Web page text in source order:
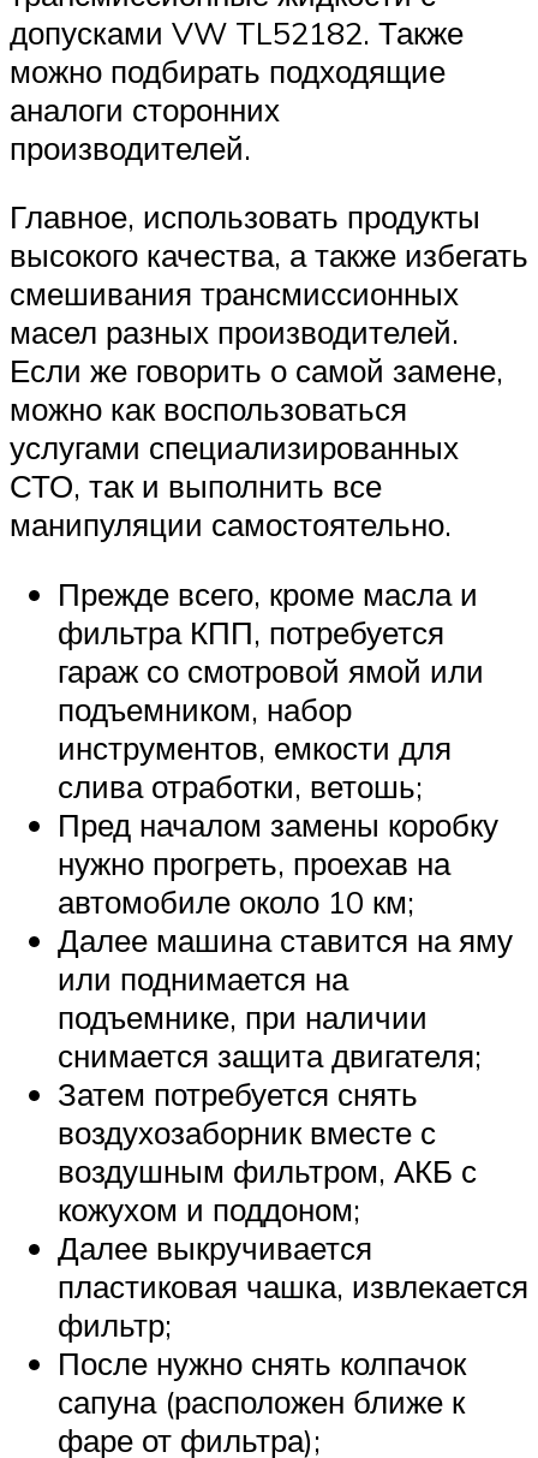
допусками VW TL52182. Также
можно подбирать подходящие
аналоги сторонних
производителей.
Главное, использовать продукты
высокого качества, а также избегать
смешивания трансмиссионных
масел разных производителей.
Если же говорить о самой замене,
можно как воспользоваться
услугами специализированных
СТО, так и выполнить все
манипуляции самостоятельно.
Прежде всего, кроме масла и
фильтра КПП, потребуется
гараж со смотровой ямой или
подъемником, набор
инструментов, емкости для
слива отработки, ветошь;
Пред началом замены коробку
нужно прогреть, проехав на
автомобиле около 10 км;
Далее машина ставится на яму
или поднимается на
подъемнике, при наличии
снимается защита двигателя;
Затем потребуется снять
воздухозаборник вместе с
воздушным фильтром, АКБ с
кожухом и поддоном;
Далее выкручивается
пластиковая чашка, извлекается
фильтр;
После нужно снять колпачок
сапуна (расположен ближе к
фаре от фильтра);